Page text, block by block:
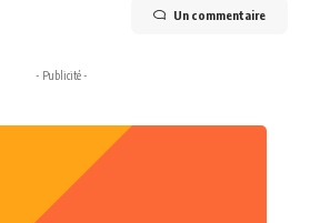
Un commentaire
- Publicité -